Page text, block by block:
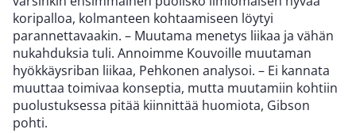
koripalloa, kolmanteen kohtaamiseen löytyi
parannettavaakin. – Muutama menetys liikaa ja vähän
nukahduksia tuli. Annoimme Kouvoille muutaman
hyökkäysriban liikaa, Pehkonen analysoi. – Ei kannata
muuttaa toimivaa konseptia, mutta muutamiin kohtiin
puolustuksessa pitää kiinnittää huomiota, Gibson
pohti.